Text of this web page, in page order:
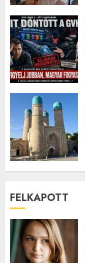
FELKAPOTT